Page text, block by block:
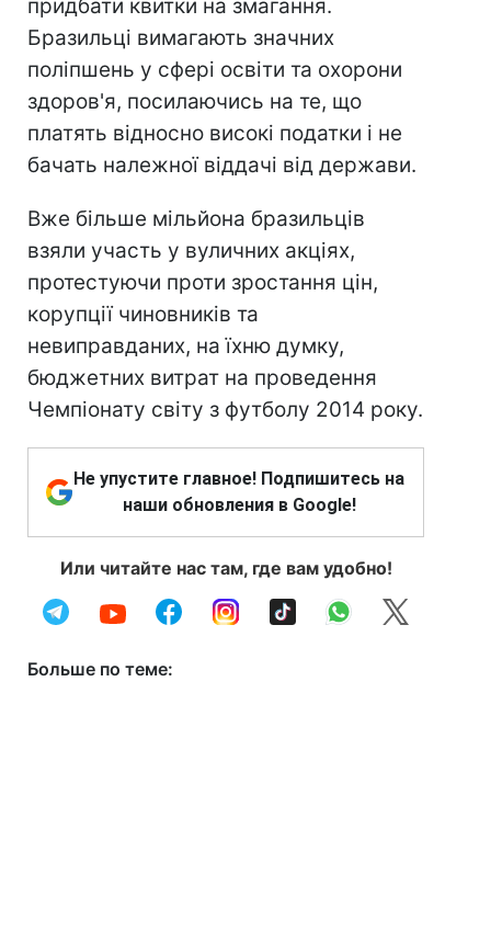
придбати квитки на змагання.
Бразильці вимагають значних
поліпшень у сфері освіти та охорони
здоров'я, посилаючись на те, що
платять відносно високі податки і не
бачать належної віддачі від держави.
Вже більше мільйона бразильців
взяли участь у вуличних акціях,
протестуючи проти зростання цін,
корупції чиновників та
невиправданих, на їхню думку,
бюджетних витрат на проведення
Чемпіонату світу з футболу 2014 року.
Не упустите главное! Подпишитесь на
наши обновления в Google!
Или читайте нас там, где вам удобно!
Больше по теме: